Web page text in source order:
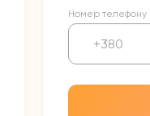
Номер телефону